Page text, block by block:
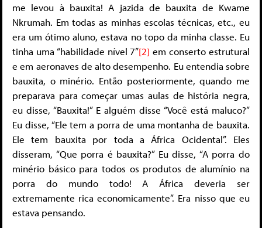
me levou à bauxita! A jazida de bauxita de Kwame
Nkrumah. Em todas as minhas escolas técnicas, etc., eu
era um ótimo aluno, estava no topo da minha classe. Eu
tinha uma “habilidade nível 7”[2] em conserto estrutural
e em aeronaves de alto desempenho. Eu entendia sobre
bauxita, o minério. Então posteriormente, quando me
preparava para começar umas aulas de história negra,
eu disse, “Bauxita!” E alguém disse “Você está maluco?”
Eu disse, “Ele tem a porra de uma montanha de bauxita.
Ele tem bauxita por toda a África Ocidental”. Eles
disseram, “Que porra é bauxita?” Eu disse, “A porra do
minério básico para todos os produtos de alumínio na
porra do mundo todo! A África deveria ser
extremamente rica economicamente”. Era nisso que eu
estava pensando.